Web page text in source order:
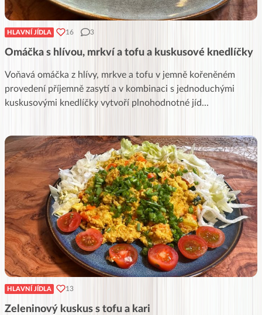
HLAVNÍ JÍDLA 16 3
Omáčka s hlívou, mrkví a tofu a kuskusové knedlíčky
Voňavá omáčka z hlívy, mrkve a tofu v jemně kořeněném
provedení příjemně zasytí a v kombinaci s jednoduchými
kuskusovými knedlíčky vytvoří plnohodnotné jíd...
HLAVNÍ JÍDLA 13
Zeleninový kuskus s tofu a kari